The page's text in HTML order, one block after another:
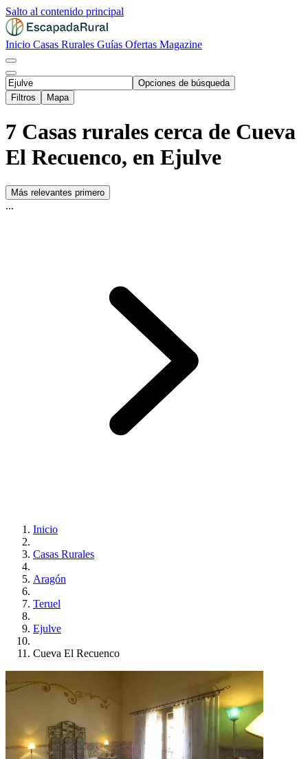
Salto al contenido principal
Inicio Casas Rurales Guías Ofertas Magazine
Opciones de búsqueda
Filtros
Mapa
7 Casas rurales cerca de Cueva
El Recuenco, en Ejulve
Más relevantes primero
...
Inicio
Casas Rurales
Aragón
Teruel
Ejulve
Cueva El Recuenco